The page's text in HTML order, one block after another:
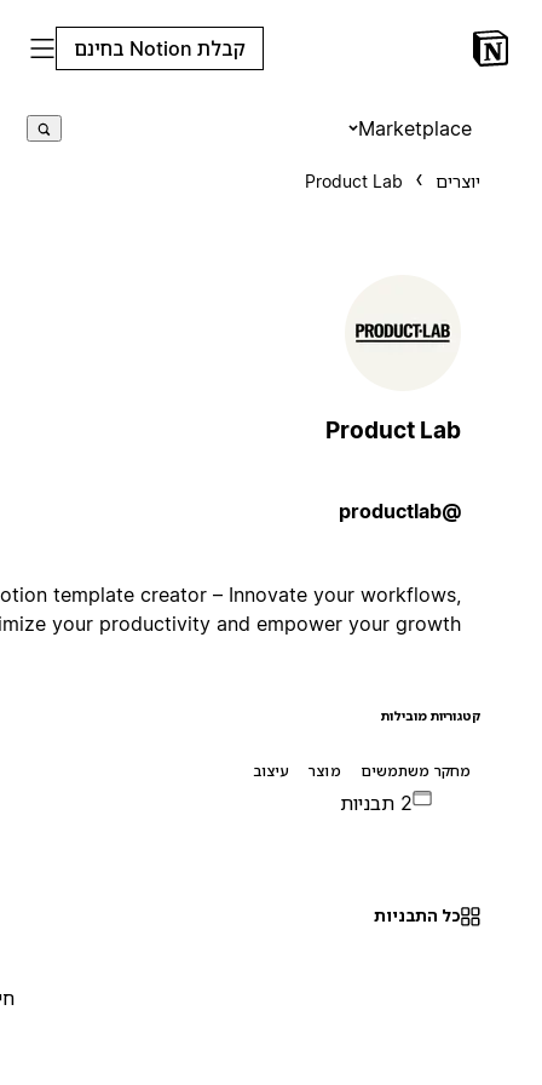
קבלת Notion בחינם
Marketplace
Product Lab
Product Lab
A Notion template creator – Innovate your workflows,
optimize your productivity and empower your growth.
קטגוריות מובילות
מחקר משתמשים מוצר עיצוב
כל התבניות
0